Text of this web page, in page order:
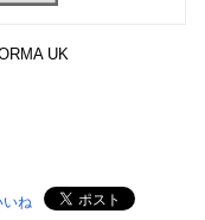
UK
いね